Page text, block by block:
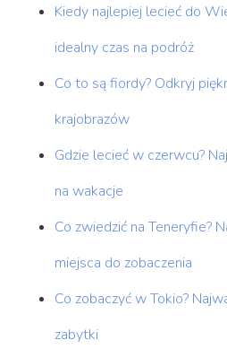
Kiedy najlepiej lecieć do
idealny czas na podróż
Co to są fiordy? Odkryj
krajobrazów
Gdzie lecieć w czerwcu?
na wakacje
Co zwiedzić na Teneryfie?
miejsca do zobaczenia
Co zobaczyć w Tokio?
zabytki